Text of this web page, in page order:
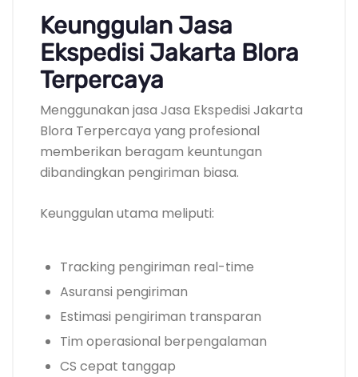
Keunggulan Jasa
Ekspedisi Jakarta Blora
Terpercaya
Menggunakan jasa Jasa Ekspedisi Jakarta
Blora Terpercaya yang profesional
memberikan beragam keuntungan
dibandingkan pengiriman biasa.
Keunggulan utama meliputi:
Tracking pengiriman real-time
Asuransi pengiriman
Estimasi pengiriman transparan
Tim operasional berpengalaman
CS cepat tanggap